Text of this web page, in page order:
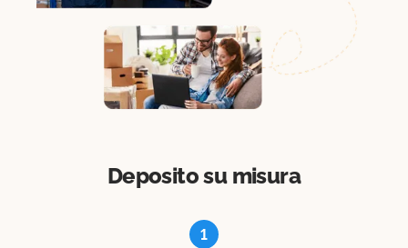
Deposito su misura
1